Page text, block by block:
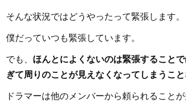
そんな状況ではどうやったって緊張します。
僕だっていつも緊張しています。
でも、 ほんとによくないのは緊張すること
ぎて周りのことが見えなくなってしまうこと
ドラマーは他のメンバーから頼られることが